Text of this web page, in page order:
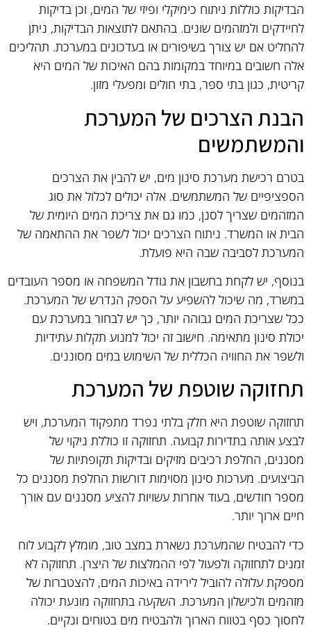
הבדיקות כוללות ניתוח כימיקלי ופיזי של המים, וכן בדיקות
לחיידקים ולמזהמים שונים. בהתאם לתוצאות הבדיקות, ניתן
להחליט אם יש צורך בשיפורים או בעדכונים במערכת. תהליכים
אלה חשובים במיוחד במקומות בהם האיכות של המים היא
קריטית, כגון בתי ספר, בתי חולים ומפעלי מזון.
הבנת הצרכים של המערכת
והמשתמשים
בטרם רכישת מערכת סינון מים, יש להבין את הצרכים
הספציפיים של המשתמשים. אלה יכולים לכלול את סוג
המזהמים שצריך לסנן, כמו גם את צריכת המים היומית של
הבית או המשרד. ניתוח הצרכים יכול לשפר את ההתאמה של
המערכת לסביבה שבה היא פועלת.
בנוסף, יש לקחת בחשבון את גודל המשפחה או מספר העובדים
במשרד, מה שיכול להשפיע על הספק הנדרש של המערכת.
ככל שצריכת המים גבוהה יותר, כך יש לבחור במערכת עם
יכולת סינון מתאימה. חישוב זה יכול למנוע תקלות עתידיות
ולשפר את החוויה הכללית של השימוש במים מסוננים.
תחזוקה שוטפת של המערכת
תחזוקה שוטפת היא חלק בלתי נפרד מתפקוד המערכת, ויש
לבצע אותה בתדירות קבועה. תחזוקה זו כוללת ניקוי של
מסננים, החלפת רכיבים מזיקים ובדיקות תקופתיות של
הביצועים. מערכות סינון מסוימות דורשות החלפת מסננים כל
מספר חודשים, בעוד אחרות עשויות להציע מסננים עם אורך
חיים ארוך יותר.
כדי להבטיח שהמערכת נשארת במצב טוב, מומלץ לקבוע לוח
זמנים לתחזוקה ולפעול לפי ההמלצות של היצרן. תחזוקה לא
מספקת עלולה להוביל לירידה באיכות המים, להצטברות של
מזהמים ולכישלון המערכת. השקעה בתחזוקה מונעת יכולה
לחסוך כסף בטווח הארוך ולהבטיח מים בטוחים ונקיים.